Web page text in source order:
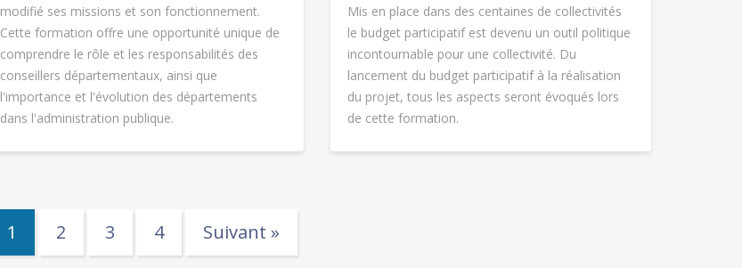
modifié ses missions et son fonctionnement.
Cette formation offre une opportunité unique de
comprendre le rôle et les responsabilités des
conseillers départementaux, ainsi que
l'importance et l'évolution des départements
dans l'administration publique.
Mis en place dans des centaines de collectivités
le budget participatif est devenu un outil politique
incontournable pour une collectivité. Du
lancement du budget participatif à la réalisation
du projet, tous les aspects seront évoqués lors
de cette formation.
1 2 3 4 Suivant »